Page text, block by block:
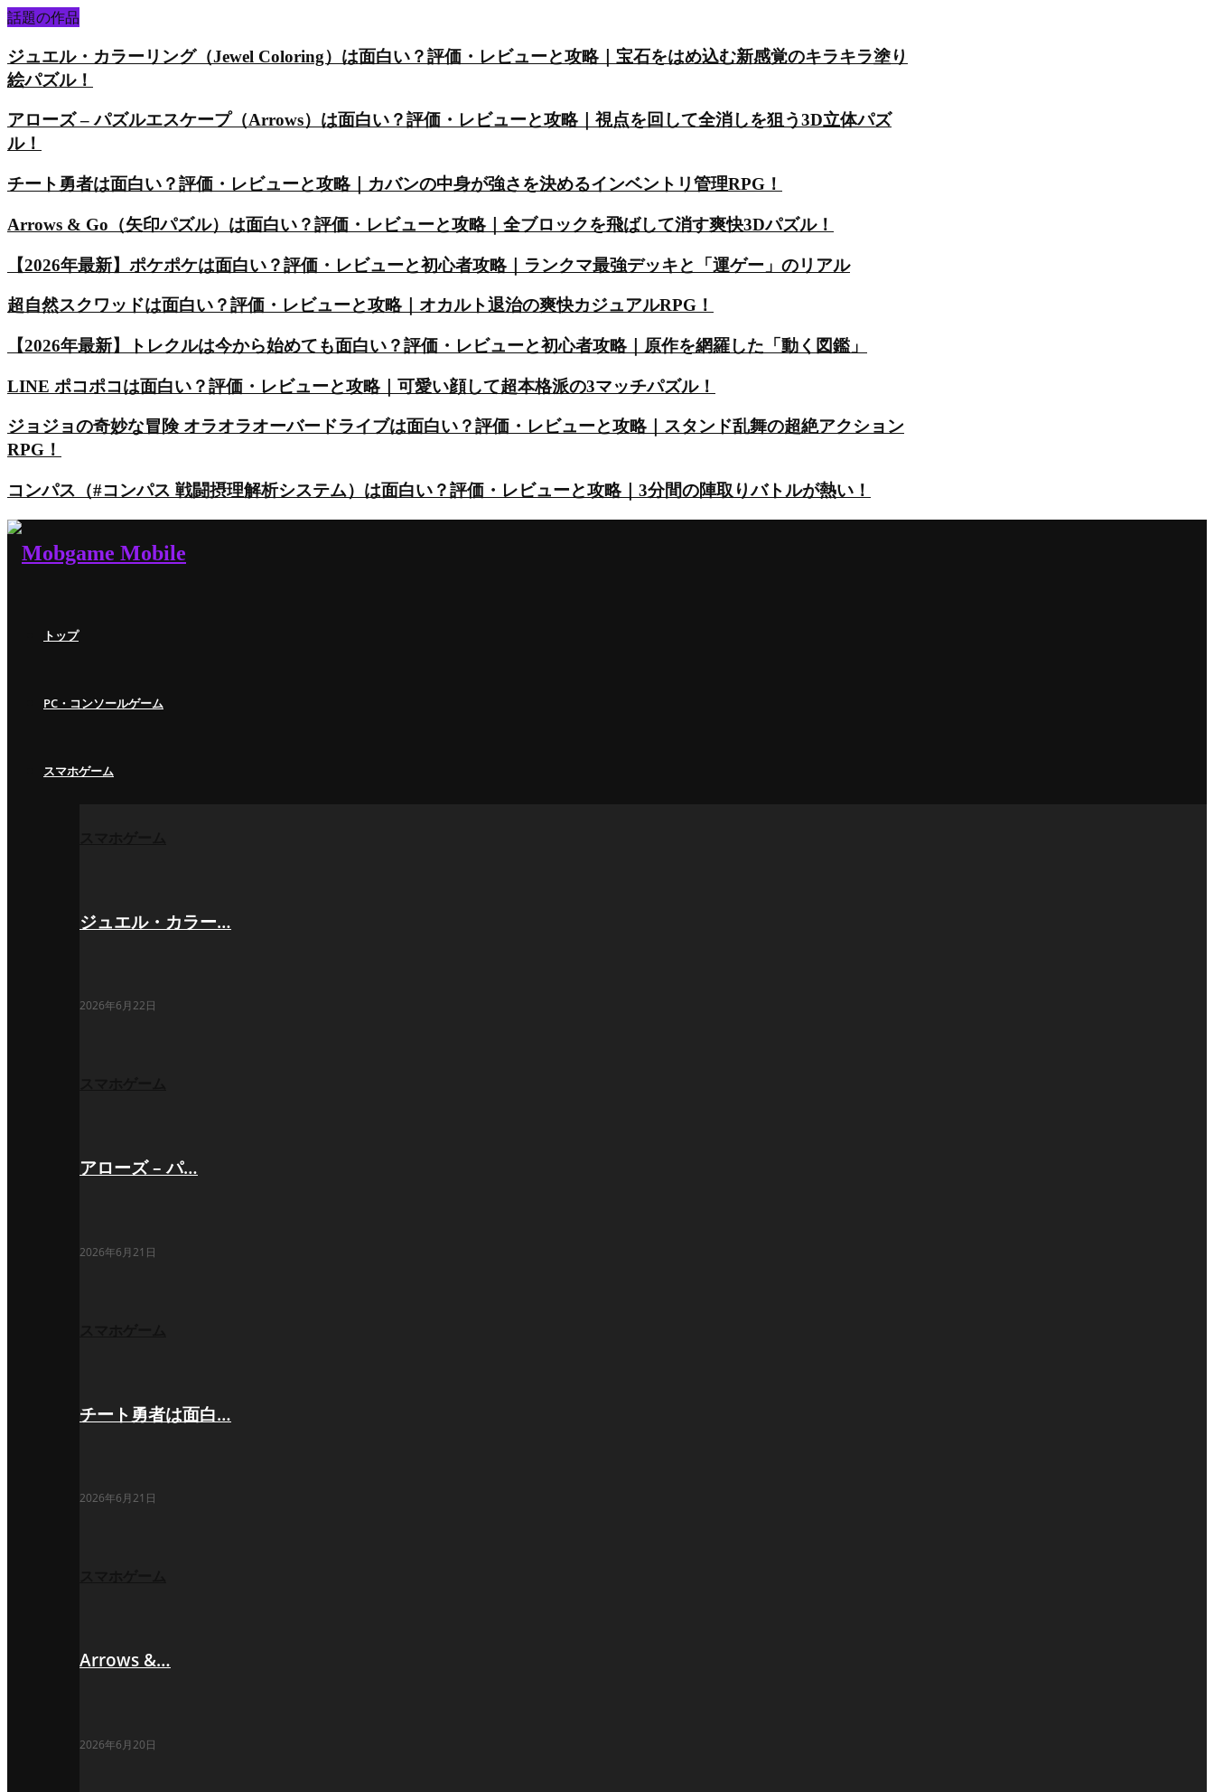
話題の作品
ジュエル・カラーリング（Jewel Coloring）は面白い？評価・レビューと攻略｜宝石をはめ込む新感覚のキラキラ塗り
絵パズル！
アローズ – パズルエスケープ（Arrows）は面白い？評価・レビューと攻略｜視点を回して全消しを狙う3D立体パズ
ル！
チート勇者は面白い？評価・レビューと攻略｜カバンの中身が強さを決めるインベントリ管理RPG！
Arrows & Go（矢印パズル）は面白い？評価・レビューと攻略｜全ブロックを飛ばして消す爽快3Dパズル！
【2026年最新】ポケポケは面白い？評価・レビューと初心者攻略｜ランクマ最強デッキと「運ゲー」のリアル
超自然スクワッドは面白い？評価・レビューと攻略｜オカルト退治の爽快カジュアルRPG！
【2026年最新】トレクルは今から始めても面白い？評価・レビューと初心者攻略｜原作を網羅した「動く図鑑」
LINE ポコポコは面白い？評価・レビューと攻略｜可愛い顔して超本格派の3マッチパズル！
ジョジョの奇妙な冒険 オラオラオーバードライブは面白い？評価・レビューと攻略｜スタンド乱舞の超絶アクション
RPG！
コンパス（#コンパス 戦闘摂理解析システム）は面白い？評価・レビューと攻略｜3分間の陣取りバトルが熱い！
トップ
PC・コンソールゲーム
スマホゲーム
ジュエル・カラー…
2026年6月22日
アローズ – パ…
2026年6月21日
チート勇者は面白…
2026年6月21日
Arrows &…
2026年6月20日